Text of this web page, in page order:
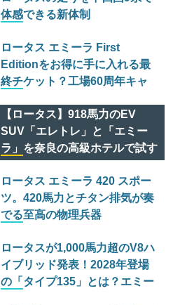
体感できる新体制
EXPERIENCE」とは
ロータス エミーラ First
Editionをお得に手に入れる最
終チケット？工場60周年キャ
貌
【ロータス】918馬力のEV
SUV「エレトレ」と「エミー
ラ」を奈良の高級ホテルで試す
ロータス エミーラ 420 スポー
ツ。420馬力とチタン排気が奏
でる至高の物理兵器
ロータスが1,000馬力超のV8ハ
イブリッド発表！2028年登場
の「タイプ135」とは？エミー